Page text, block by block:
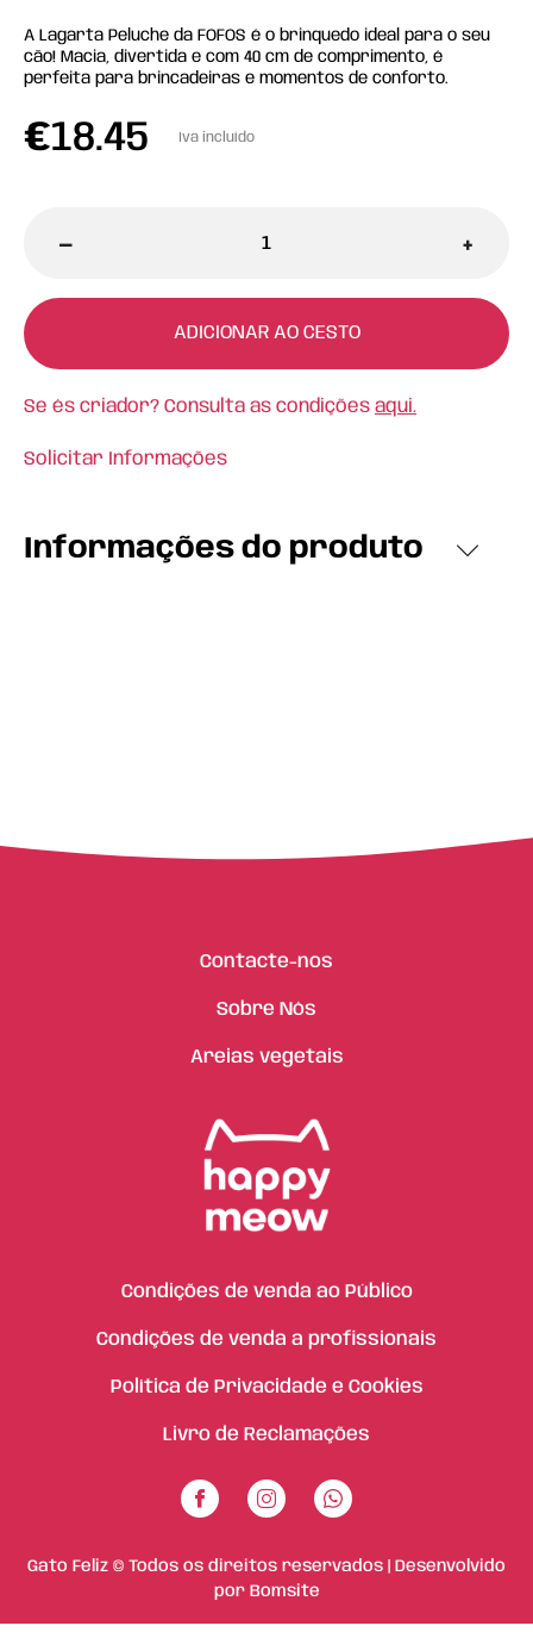
A Lagarta Peluche da FOFOS é o brinquedo ideal para o seu
cão! Macia, divertida e com 40 cm de comprimento, é
perfeita para brincadeiras e momentos de conforto.
€18.45 Iva incluído
- +
ADICIONAR AO CESTO
Se és criador? Consulta as condições aqui.
Solicitar Informações
Informações do produto
Contacte-nos
Sobre Nós
Areias vegetais
Condições de venda ao Público
Condições de venda a profissionais
Política de Privacidade e Cookies
Livro de Reclamações
Gato Feliz © Todos os direitos reservados | Desenvolvido
por Bomsite